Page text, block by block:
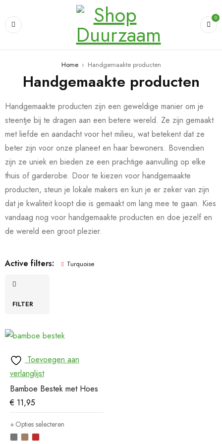
0
Home › Handgemaakte producten
Handgemaakte producten
Handgemaakte producten zijn een geweldige manier om je
steentje bij te dragen aan een betere wereld. Ze zijn gemaakt
met liefde en aandacht voor het milieu, wat betekent dat ze
beter zijn voor onze planeet en haar bewoners. Bovendien
zijn ze uniek en bieden ze een prachtige aanvulling op elke
thuis of garderobe. Door te kiezen voor handgemaakte
producten, steun je lokale makers en kun je er zeker van zijn
dat je kwaliteit koopt die is gemaakt om lang mee te gaan. Kies
vandaag nog voor handgemaakte producten en doe jezelf en
de wereld een groot plezier.
Active filters: Turquoise
FILTER
Toevoegen aan
verlanglijst
Bamboe Bestek met Hoes
€ 11,95
Opties selecteren